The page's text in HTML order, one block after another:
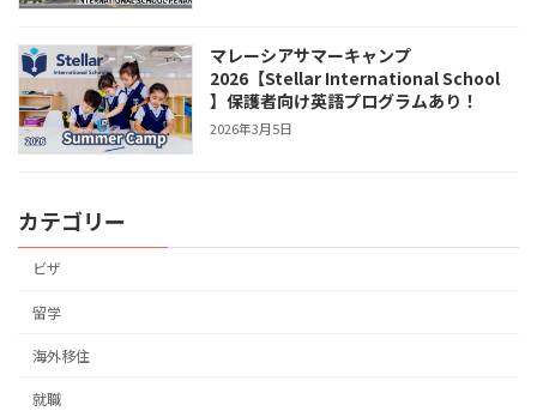
マレーシアサマーキャンプ
2026【Stellar International School
】保護者向け英語プログラムあり！
2026年3月5日
カテゴリー
ビザ
留学
海外移住
就職